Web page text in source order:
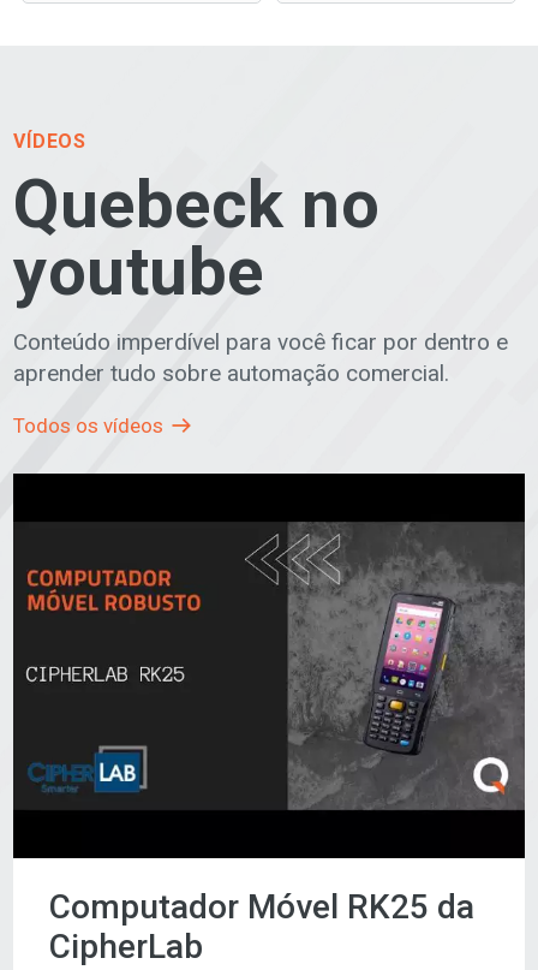
VÍDEOS
Quebeck no
youtube
Conteúdo imperdível para você ficar por dentro e
aprender tudo sobre automação comercial.
Todos os vídeos
Computador Móvel RK25 da
CipherLab